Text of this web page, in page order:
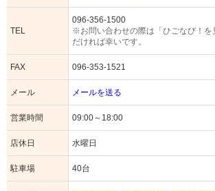
TEL
096-356-1500
※お問い合わせの際は「ひごなび！を
だければ幸いです。
FAX 096-353-1521
メール メールを送る
営業時間 09:00～18:00
店休日 水曜日
駐車場 40台